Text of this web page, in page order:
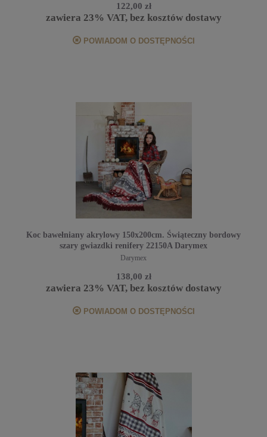
122,00 zł
zawiera 23% VAT, bez kosztów dostawy
POWIADOM O DOSTĘPNOŚCI
Koc bawełniany akrylowy 150x200cm. Świąteczny bordowy
szary gwiazdki renifery 22150A Darymex
Darymex
138,00 zł
zawiera 23% VAT, bez kosztów dostawy
POWIADOM O DOSTĘPNOŚCI